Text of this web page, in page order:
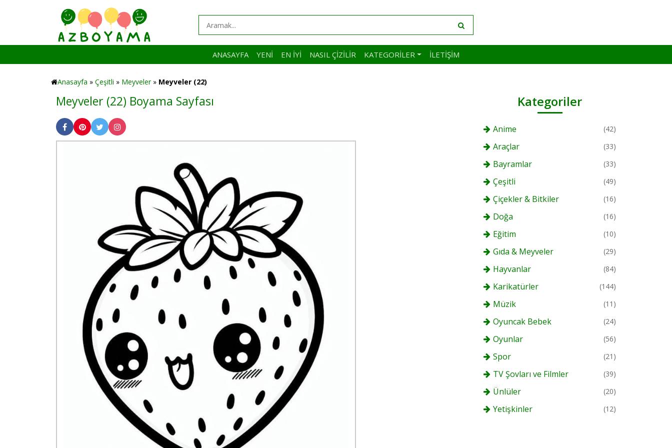
ANASAYFA YENI EN İYI NASIL ÇIZILIR KATEGORILER İLETIŞIM
Anasayfa » Çeşitli » Meyveler» Meyveler (22)
Meyveler (22) Boyama Sayfası Kategoriler
Anime (42)
Araçlar (33)
Bayramlar (33)
Çeşitli (49)
Çiçekler & Bitkiler (16)
Doğa (16)
Eğitim (10)
Gıda & Meyveler (29)
Hayvanlar (84)
Karikatürler (144)
Müzik (11)
Oyuncak Bebek (24)
Oyunlar (56)
Spor (21)
TV Şovları ve Filmler (39)
Ünlüler (20)
Yetişkinler (12)